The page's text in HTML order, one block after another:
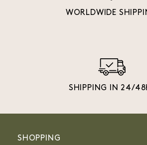
WORLDWIDE
SHIPPING IN 24/
SHOPPING